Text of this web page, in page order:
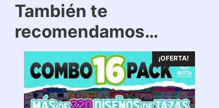
También te
recomendamos…
¡OFERTA!